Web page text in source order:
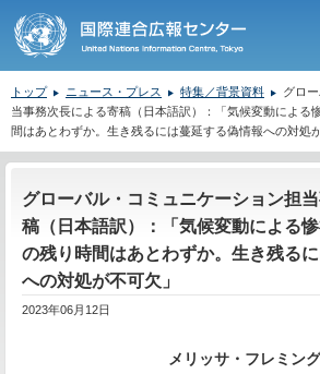
トップ ニュース・プレス 特集／背景資料
グロ
当事務次長による寄稿（日本語訳）：「気候変動による
間はあとわずか。生き残るには蔓延する偽情報への対処
グローバル・コミュニケーション担
稿（日本語訳）：「気候変動による
の残り時間はあとわずか。生き残る
への対処が不可欠」
2023年06月12日
メリッサ・フレミング